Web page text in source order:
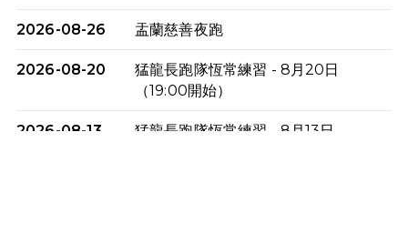
2026-08-26 盂蘭慈善夜跑
2026-08-20
猛龍長跑隊恆常練習 - 8月20日
（19:00開始）
2026-08-13
猛龍長跑隊恆常練習 - 8月13日